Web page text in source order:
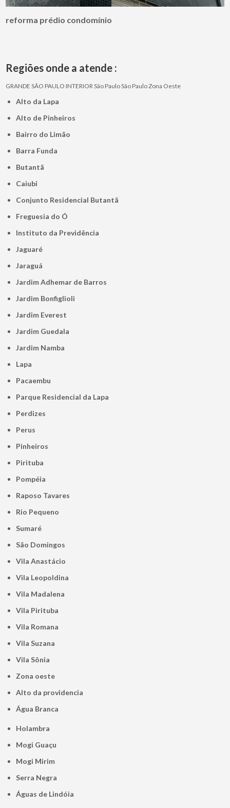
reforma prédio condomínio
Regiões onde a atende :
GRANDE SÃO PAULO INTERIOR São PauloSão PauloZona Oeste
Alto da Lapa
Alto de Pinheiros
Bairro do Limão
Barra Funda
Butantã
Caiubi
Conjunto Residencial Butantã
Freguesia do Ó
Instituto da Previdência
Jaguaré
Jaraguá
Jardim Adhemar de Barros
Jardim Bonfiglioli
Jardim Everest
Jardim Guedala
Jardim Namba
Lapa
Pacaembu
Parque Residencial da Lapa
Perdizes
Perus
Pinheiros
Pirituba
Pompéia
Raposo Tavares
Rio Pequeno
Sumaré
São Domingos
Vila Anastácio
Vila Leopoldina
Vila Madalena
Vila Pirituba
Vila Romana
Vila Suzana
Vila Sônia
Zona oeste
alto da providencia
Água Branca
Holambra
Mogi Guaçu
Mogi Mirim
Serra Negra
Águas de Lindóia